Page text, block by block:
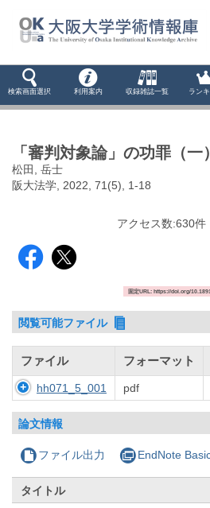
検索画面選択 利用案内 収録雑誌一覧 ラン
「審判対象論」の功罪（一）
松田, 岳士
阪大法学, 2022, 71(5), 1-18
アクセス数:630件
固定URL: https://doi.org/
閲覧可能ファイル
ファイル フォーマット
hh071_5_001 pdf
論文情報
ファイル出力 EndNote
タイトル